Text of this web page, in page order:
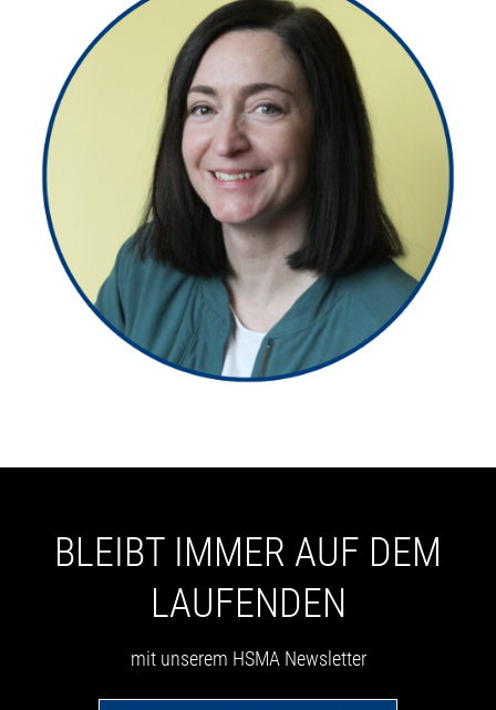
BLEIBT IMMER AUF DEM
LAUFENDEN
mit unserem HSMA Newsletter